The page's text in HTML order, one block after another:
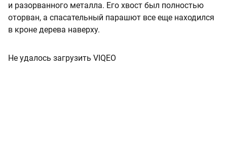
и разорванного металла. Его хвост был полностью
оторван, а спасательный парашют все еще находился
в кроне дерева наверху.
Не удалось загрузить VIQEO